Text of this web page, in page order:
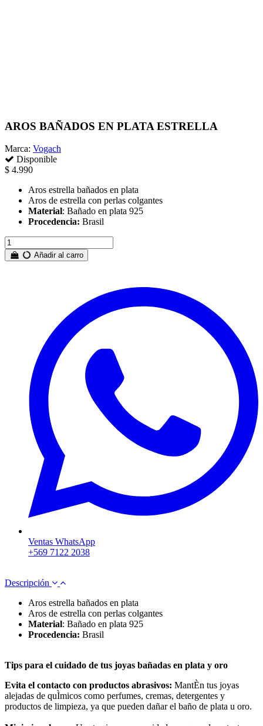
AROS BAÑADOS EN PLATA ESTRELLA
Marca: Vogach
Disponible
$ 4.990
Aros estrella bañados en plata
Aros de estrella con perlas colgantes
Material: Bañado en plata 925
Procedencia: Brasil
Añadir al carro
Ventas WhatsApp
+569 7122 2038
Descripción
Aros estrella bañados en plata
Aros de estrella con perlas colgantes
Material: Bañado en plata 925
Procedencia: Brasil
Tips para el cuidado de tus joyas bañadas en plata y oro
Evita el contacto con productos abrasivos: MantÈn tus joyas
alejadas de quÌmicos como perfumes, cremas, detergentes y
productos de limpieza, ya que pueden dañar el baño de plata u oro.